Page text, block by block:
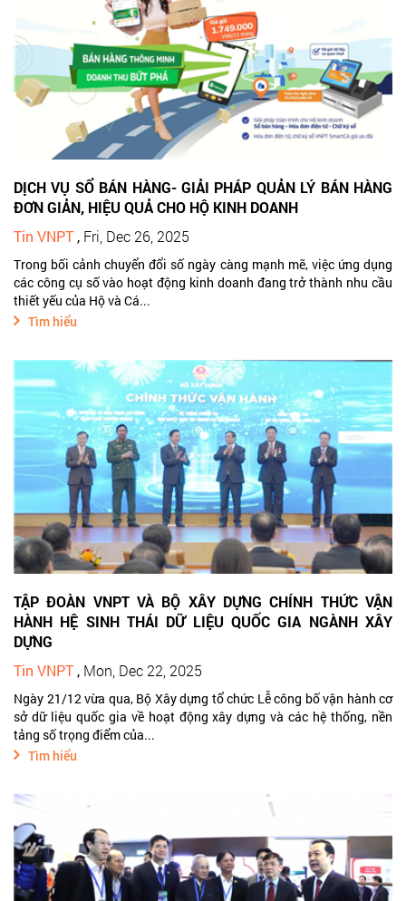
DỊCH VỤ SỔ BÁN HÀNG- GIẢI PHÁP QUẢN LÝ BÁN HÀNG
ĐƠN GIẢN, HIỆU QUẢ CHO HỘ KINH DOANH
Tin VNPT, Fri, Dec 26, 2025
Trong bối cảnh chuyển đổi số ngày càng mạnh mẽ, việc ứng dụng
các công cụ số vào hoạt động kinh doanh đang trở thành nhu cầu
thiết yếu của Hộ và Cá...
Tìm hiểu
TẬP ĐOÀN VNPT VÀ BỘ XÂY DỰNG CHÍNH THỨC VẬN
HÀNH HỆ SINH THÁI DỮ LIỆU QUỐC GIA NGÀNH XÂY
DỰNG
Tin VNPT , Mon, Dec 22, 2025
Ngày 21/12 vừa qua, Bộ Xây dựng tổ chức Lễ công bố vận hành cơ
sở dữ liệu quốc gia về hoạt động xây dựng và các hệ thống, nền
tảng số trọng điểm của...
Tìm hiểu